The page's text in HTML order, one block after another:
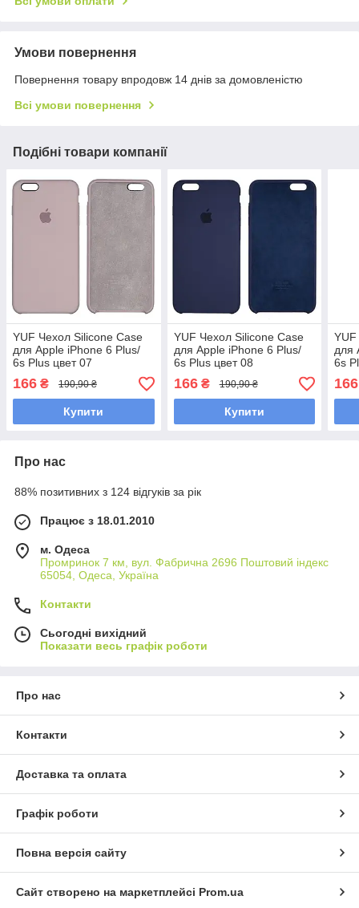
Умови повернення
Повернення товару впродовж 14 днів за домовленістю
Всі умови повернення
Подібні товари компанії
YUF Чехол Silicone Case
для Apple iPhone 6 Plus/
6s Plus цвет 07
166 ₴ 190,90 ₴
Купити
YUF Чехол Silicone Case
для Apple iPhone 6 Plus/
6s Plus цвет 08
166₴ 190,90 ₴
Купити
для
6s
166
Про нас
88% позитивних з 124 відгуків за рік
Працює з 18.01.2010
м. Одеса
Промринок 7 км, вул. Фабрична 2696 Поштовий індекс
65054, Одеса, Україна
Контакти
Сьогодні вихідний
Показати весь графік роботи
Про нас
Контакти
Доставка та оплата
Графік роботи
Повна версія сайту
Сайт створено на маркетплейсі Prom.ua